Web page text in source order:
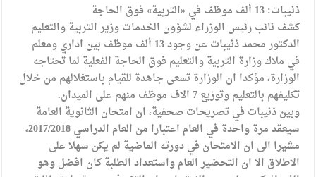
ذنيبات: 13 ألف موظف في «التربية» فوق الحاجة
كشف نائب رئيس الوزراء لشؤون الخدمات وزير التربية والتعليم
الدكتور محمد ذنيبات عن وجود 13 ألف موظف بين اداري ومعلم
في ملاك وزارة التربية والتعليم فوق الحاجة الفعلية لما تحتاجه
الوزارة، مؤكدا ان الوزارة تسعى جاهدة للقيام باستغلالهم من خلال
تكليفهم بالتعليم وتوزيع 7 الاف موظف منهم على الميدان.
وبين ذنيبات في تصريحات صحفية، ان امتحان الثانوية العامة
سيعقد مرة واحدة في العام اعتبارا من العام الدراسي 2017/2018،
مشيرا الى ان الامتحان في دورته الماضية لم يكن سهلا على
الاطلاق الا ان التحضير العام واستعداد الطلبة كان افضل وهو